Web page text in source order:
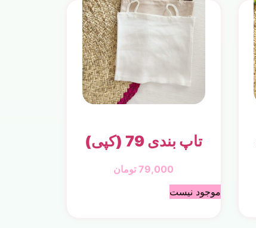
تاپ بندی 79 (کپی)
79,000 تومان
موجود نیست